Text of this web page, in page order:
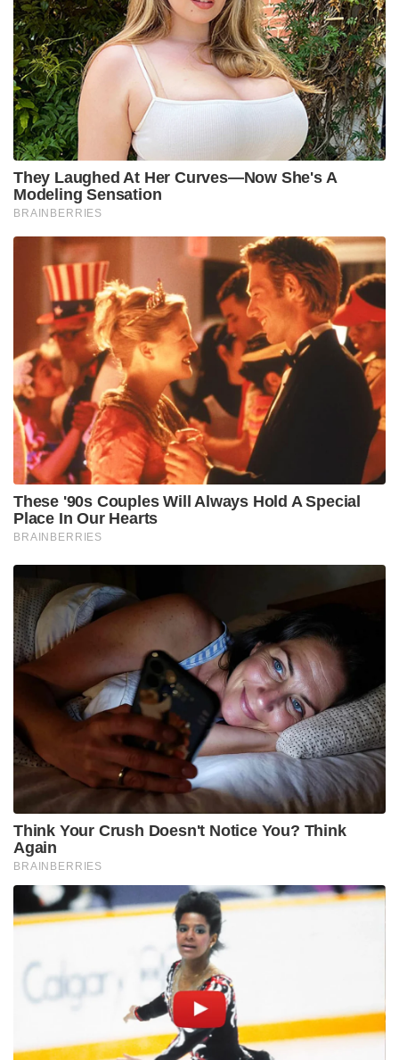
They Laughed At Her Curves—Now She's A
Modeling Sensation
BRAINBERRIES
These '90s Couples Will Always Hold A Special
Place In Our Hearts
BRAINBERRIES
Think Your Crush Doesn't Notice You? Think
Again
BRAINBERRIES